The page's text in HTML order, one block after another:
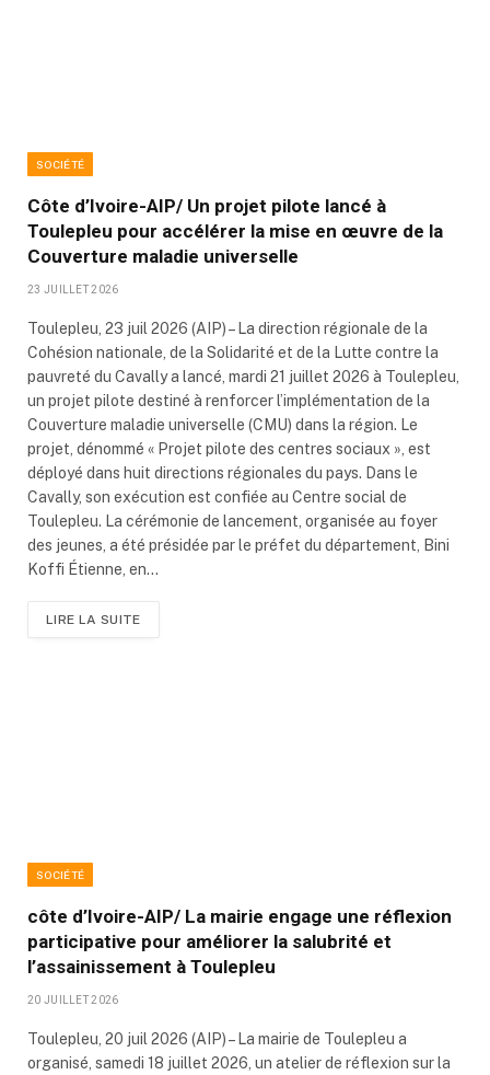
SOCIÉTÉ
Côte d’Ivoire-AIP/ Un projet pilote lancé à
Toulepleu pour accélérer la mise en œuvre de la
Couverture maladie universelle
23 JUILLET 2026
Toulepleu, 23 juil 2026 (AIP) – La direction régionale de la
Cohésion nationale, de la Solidarité et de la Lutte contre la
pauvreté du Cavally a lancé, mardi 21 juillet 2026 à Toulepleu,
un projet pilote destiné à renforcer l’implémentation de la
Couverture maladie universelle (CMU) dans la région. Le
projet, dénommé « Projet pilote des centres sociaux », est
déployé dans huit directions régionales du pays. Dans le
Cavally, son exécution est confiée au Centre social de
Toulepleu. La cérémonie de lancement, organisée au foyer
des jeunes, a été présidée par le préfet du département, Bini
Koffi Étienne, en…
LIRE LA SUITE
SOCIÉTÉ
côte d’Ivoire-AIP/ La mairie engage une réflexion
participative pour améliorer la salubrité et
l’assainissement à Toulepleu
20 JUILLET 2026
Toulepleu, 20 juil 2026 (AIP) – La mairie de Toulepleu a
organisé, samedi 18 juillet 2026, un atelier de réflexion sur la